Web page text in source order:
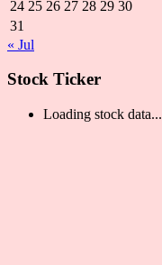
24 25 26 27 28 29 30
31
« Jul
Stock Ticker
Loading stock data...